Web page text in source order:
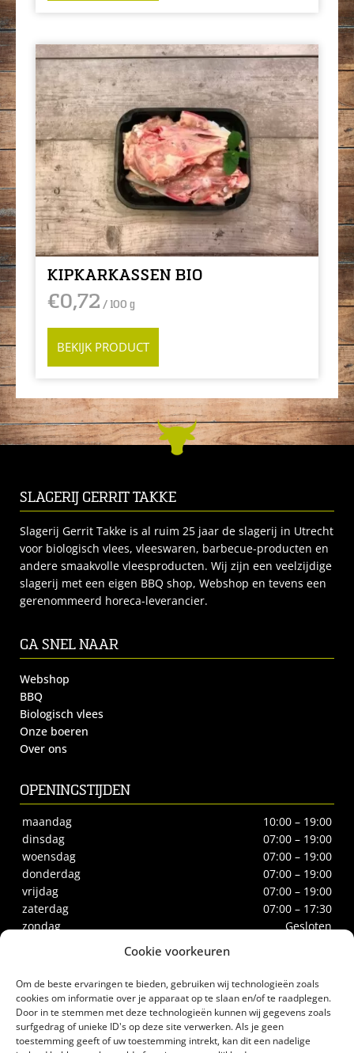
Cookie voorkeuren
Om de beste ervaringen te bieden, gebruiken wij technologieën zoals
cookies om informatie over je apparaat op te slaan en/of te raadplegen.
Door in te stemmen met deze technologieën kunnen wij gegevens zoals
surfgedrag of unieke ID's op deze site verwerken. Als je geen
toestemming geeft of uw toestemming intrekt, kan dit een nadelige
KIPKARKASSEN BIO
€0,72 / 100 g
BEKIJK PRODUCT
SLAGERIJ GERRIT TAKKE
Slagerij Gerrit Takke is al ruim 25 jaar de slagerij in Utrecht
voor biologisch vlees, vleeswaren, barbecue-producten en
andere smaakvolle vleesproducten. Wij zijn een veelzijdige
slagerij met een eigen BBQ shop, Webshop en tevens een
gerenommeerd horeca-leverancier.
GA SNEL NAAR
Webshop
BBQ
Biologisch vlees
Onze boeren
Over ons
OPENINGSTIJDEN
maandag
10:00 – 19:00
dinsdag
07:00 – 19:00
woensdag
07:00 – 19:00
donderdag
07:00 – 19:00
vrijdag
07:00 – 19:00
zaterdag
07:00 – 17:30
zondag
Gesloten
Biltstraat 66
3572BE Utrecht
Tel.030-2732186